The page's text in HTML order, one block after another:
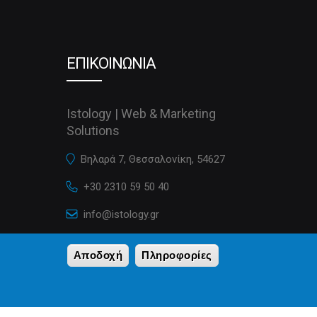
ΕΠΙΚΟΙΝΩΝΙΑ
Istology | Web & Marketing
Solutions
Βηλαρά 7, Θεσσαλονίκη, 54627
+30 2310 59 50 40
info@istology.gr
istology.gr
Αποδοχή Πληροφορίες